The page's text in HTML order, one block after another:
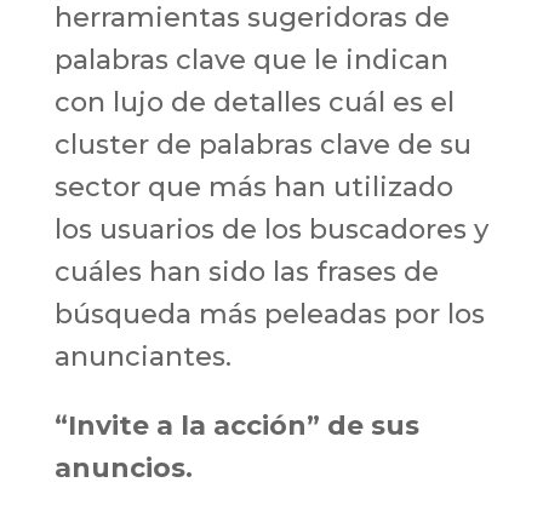
herramientas sugeridoras de
palabras clave que le indican
con lujo de detalles cuál es el
cluster de palabras clave de su
sector que más han utilizado
los usuarios de los buscadores y
cuáles han sido las frases de
búsqueda más peleadas por los
anunciantes.
“Invite a la acción” de sus
anuncios.